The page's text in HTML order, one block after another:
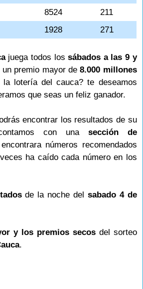
8524
211
1928 271
juega todos lossábados a las 9 y
un premio mayor de8.000 millones
la lotería del cauca? te deseamos
que seas un feliz ganador.
encontrar los resultados de su
con una sección de
números recomendados
ha caído cada número en los
de la noche del sabado 4 de
y los premios secosdel sorteo
.